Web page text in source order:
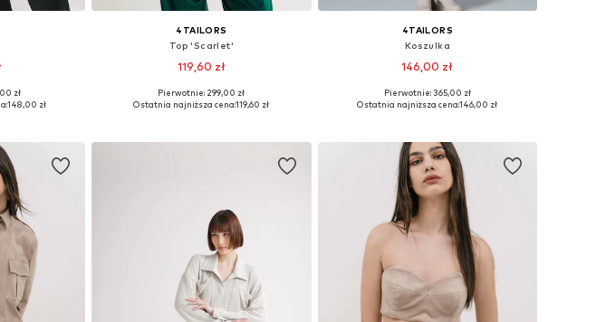
S, M, L
zł
148,00 zł
4TAILORS
Top 'Scarlet'
119,60 zł
Dostępne rozmiary: L, XL, XXL, XXXL
Pierwotnie: 299,00 zł
Ostatnia najniższa cena:119,60 zł
4TAILORS
Koszulka
146,00 zł
Dostępne rozmiary: XL, XXL, XXXL
Pierwotnie: 365,00 zł
Ostatnia najniższa cena:146,00 zł